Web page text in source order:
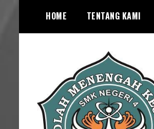
content
HOME TENTANG KAMI